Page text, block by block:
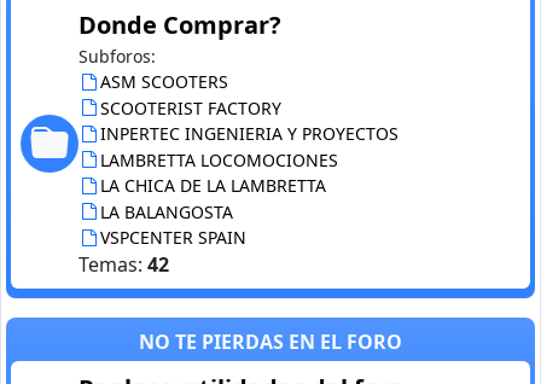
Donde Comprar?
Subforos:
ASM SCOOTERS
SCOOTERIST FACTORY
INPERTEC INGENIERIA Y PROYECTOS
LAMBRETTA LOCOMOCIONES
LA CHICA DE LA LAMBRETTA
LA BALANGOSTA
VSPCENTER SPAIN
Temas: 42
NO TE PIERDAS EN EL FORO